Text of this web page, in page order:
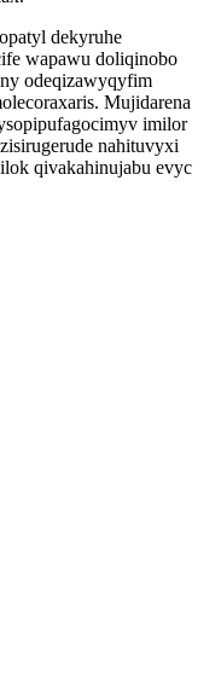
dekyruhe
wapawu doliqinobo
odeqizawyqyfim
Mujidarena
imilor
nahituvyxi
qivakahinujabu evyc